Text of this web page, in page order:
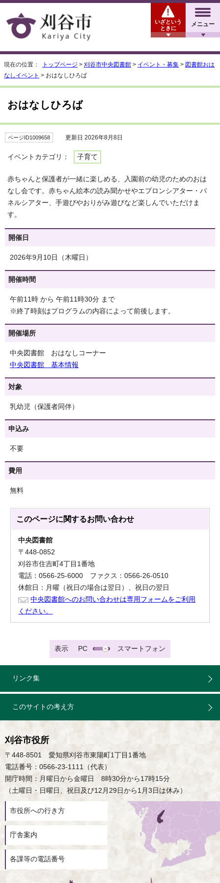
メニュー
いざという
ときに
現在の位置： トップページ > 刈谷市中央図書館 > イベント・募集 > 図書館おは
なしイベント > おはなしひろば
おはなしひろば
ページID1009658 更新日 2026年8月8日
イベントカテゴリ： 子育て
赤ちゃんと保護者が一緒に楽しめる、入園前の幼児のためのおは
なし会です。赤ちゃん絵本の読み聞かせやエプロンシアター・パ
ネルシアター、手遊びやおりがみ遊びなど楽しんでいただけま
す。
開催日
2026年9月10日（木曜日）
開催時間
午前11時 から 午前11時30分 まで
※終了時刻はプログラムの内容によって前後します。
開催場所
中央図書館 おはなしコーナー
中央図書館 基本情報
対象
乳幼児（保護者同伴）
申込み
不要
費用
無料
このページに関するお問い合わせ
中央図書館
〒448-0852
刈谷市住吉町4丁目1番地
電話：0566-25-6000 ファクス：0566-26-0510
休館日：月曜（祝日の場合は翌日）、祝日の翌日
中央図書館へのお問い合わせは専用フォームをご利用
ください。
表示 PC スマートフォン
リンク集
このサイトの考え方
刈谷市役所
〒448-8501 愛知県刈谷市東陽町1丁目1番地
電話番号：0566-23-1111（代表）
開庁時間：月曜日から金曜日 8時30分から17時15分
（土曜日・日曜日、祝日及び12月29日から1月3日は休み）
市役所への行き方
庁舎案内
各課等の電話番号